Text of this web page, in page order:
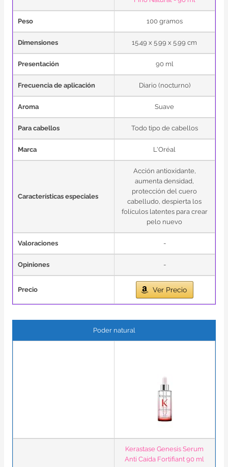
Peso 100 gramos
Dimensiones 15.49 x 5.99 x 5.99 cm
Presentación 90 ml
Frecuencia de aplicación Diario (nocturno)
Aroma Suave
Para cabellos Todo tipo de cabellos
Marca L'Oréal
Características especiales
Acción antioxidante,
aumenta densidad,
protección del cuero
cabelludo, despierta los
folículos latentes para crear
pelo nuevo
Valoraciones -
Opiniones -
Precio Ver Precio
Poder natural
Kerastase Genesis Serum
Anti Caída Fortifiant 90 ml